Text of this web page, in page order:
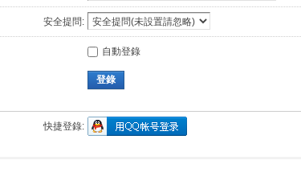
安全提問:
自動登錄
登錄
快捷登錄: